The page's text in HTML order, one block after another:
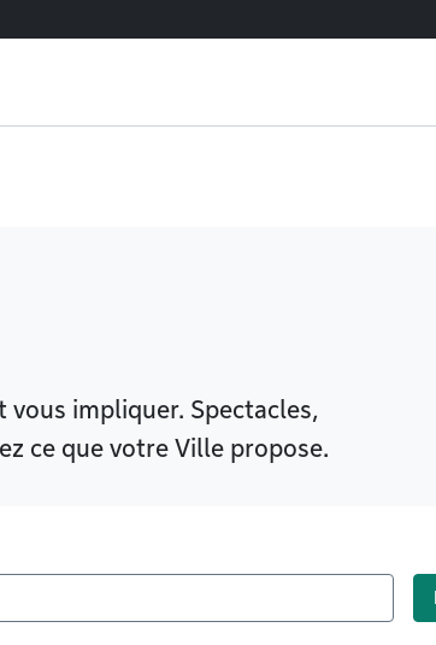
impliquer. Spectacles,
ce que votre Ville propose.